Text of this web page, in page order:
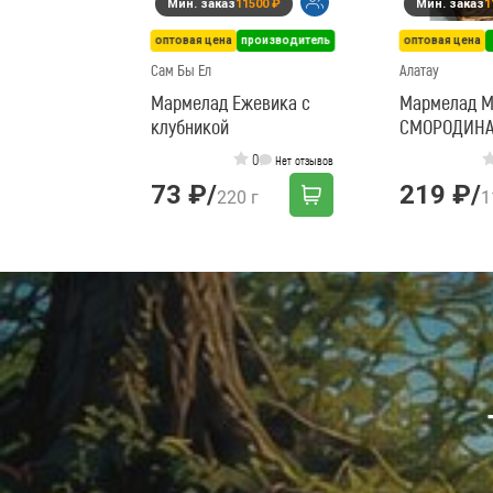
Мин. заказ11500 ₽
оптовая цена производитель
Сам Бы Ел
Мармелад Ежевика с
клубникой
0 Нет отзывов
73 ₽/220 г
Мин. заказ
оптовая цена
Алатау
Мармелад
СМОРОДИНА
219 ₽/